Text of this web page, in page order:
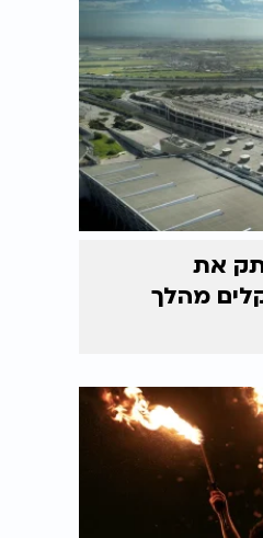
את
מהלך